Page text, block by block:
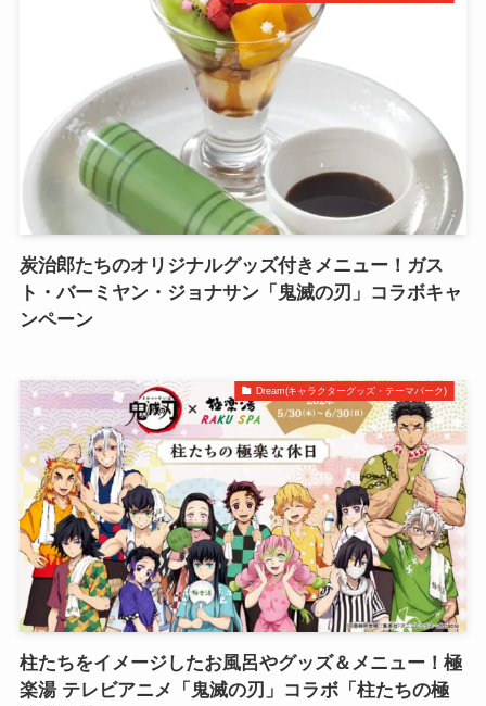
炭治郎たちのオリジナルグッズ付きメニュー！ガス
ト・バーミヤン・ジョナサン「鬼滅の刃」コラボキャ
ンペーン
Dream(キャラクターグッズ・テーマパーク)
柱たちをイメージしたお風呂やグッズ＆メニュー！極
楽湯 テレビアニメ「鬼滅の刃」コラボ「柱たちの極